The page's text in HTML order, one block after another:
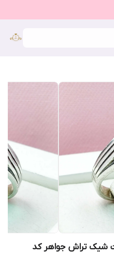
شیک تراش جواهر کد